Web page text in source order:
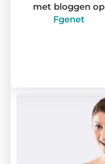
met bloggen op
Fgenet